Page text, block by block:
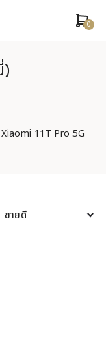
0
Xiaomi 11T Pro 5G